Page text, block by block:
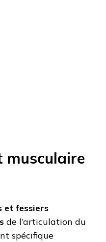
musculaire
et fessiers
de l’articulation du
spécifique